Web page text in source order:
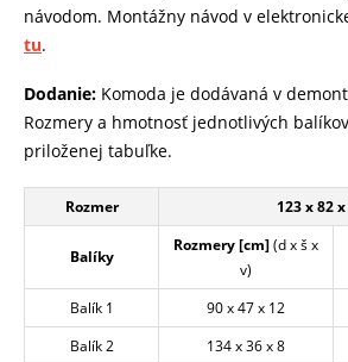
návodom. Montážny návod v
tu.
Dodanie: Komoda je dodávaná v
Rozmery a hmotnosť jednotlivých
priloženej tabuľke.
Rozmer 123 x 82
Balíky
Rozmery [cm](d x š x
v)
Balík 1 90 x 47 x 12
Balík 2
134 x 36 x 8